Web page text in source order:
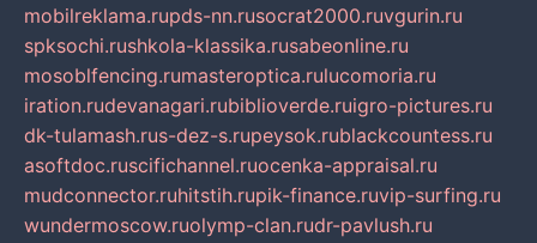
mobilreklama.rupds-nn.rusocrat2000.ruvgurin.ru
spksochi.rushkola-klassika.rusabeonline.ru
mosoblfencing.rumasteroptica.rulucomoria.ru
iration.rudevanagari.rubiblioverde.ruigro-pictures.ru
dk-tulamash.rus-dez-s.rupeysok.rublackcountess.ru
asoftdoc.ruscifichannel.ruocenka-appraisal.ru
mudconnector.ruhitstih.rupik-finance.ruvip-surfing.ru
wundermoscow.ruolymp-clan.rudr-pavlush.ru